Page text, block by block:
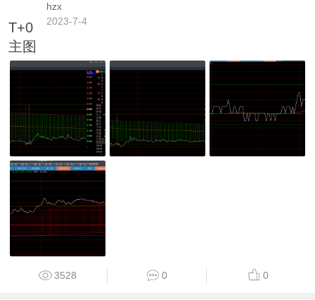
hzx
2023-7-4
T+0
主图
3528 0 0